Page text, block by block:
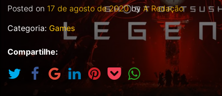
Posted on 17 de agosto de 2020by A Redação
Categoria: Games
Compartilhe: